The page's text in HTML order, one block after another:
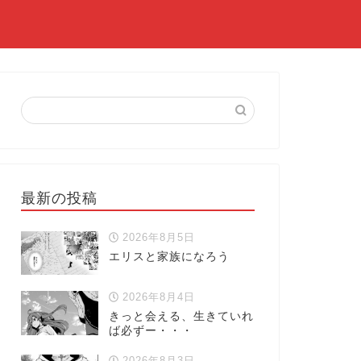
最新の投稿
2026年8月5日
エリスと家族になろう
2026年8月4日
きっと会える、生きていれ
ば必ずー・・・